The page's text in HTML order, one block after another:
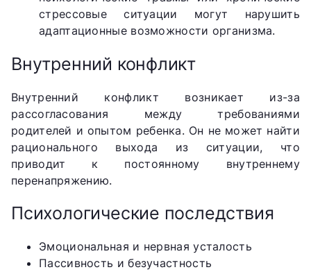
стрессовые ситуации могут нарушить
адаптационные возможности организма.
Внутренний конфликт
Внутренний конфликт возникает из-за
рассогласования между требованиями
родителей и опытом ребенка. Он не может найти
рационального выхода из ситуации, что
приводит к постоянному внутреннему
перенапряжению.
Психологические последствия
Эмоциональная и нервная усталость
Пассивность и безучастность